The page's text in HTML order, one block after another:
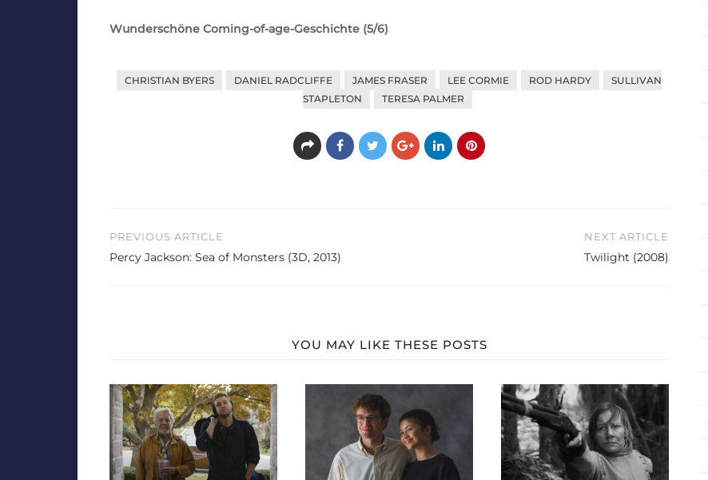
Wunderschöne Coming-of-age-Geschichte (5/6)
CHRISTIAN BYERS DANIEL RADCLIFFE JAMES FRASER LEE CORMIE ROD HARDY
SULLIVAN
STAPLETON
TERESA PALMER
Beitragsnavigation
PREVIOUS ARTICLE
Percy Jackson: Sea of Monsters (3D, 2013)
NEXT ARTICLE
Twilight (2008)
YOU MAY LIKE THESE POSTS